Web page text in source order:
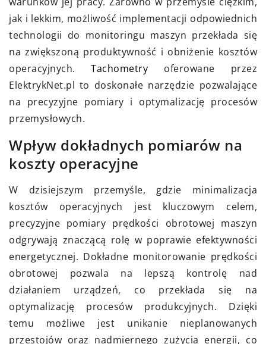
jak i lekkim, możliwość implementacji odpowiednich
technologii do monitoringu maszyn przekłada się
na zwiększoną produktywność i obniżenie kosztów
operacyjnych.Tachometry oferowane przez
ElektrykNet.pl to doskonałe narzędzie pozwalające
na precyzyjne pomiary i optymalizację procesów
przemysłowych.
Wpływ dokładnych pomiarów na
koszty operacyjne
W dzisiejszym przemyśle, gdzie minimalizacja
kosztów operacyjnych jest kluczowym celem,
precyzyjne pomiary prędkości obrotowej maszyn
odgrywają znaczącą rolę w poprawie efektywności
energetycznej. Dokładne monitorowanie prędkości
obrotowej pozwala na lepszą kontrolę nad
działaniem urządzeń, co przekłada się na
optymalizację procesów produkcyjnych. Dzięki
temu możliwe jest unikanie nieplanowanych
przestojów oraz nadmiernego zużycia energii, co